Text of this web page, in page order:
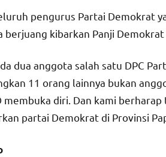
pengurus Partai Demokrat
kibarkan Panji
dua anggota salah satu DPC
11 orang lainnya bukan
membuka diri. Dan kami
partai Demokrat di Provinsi